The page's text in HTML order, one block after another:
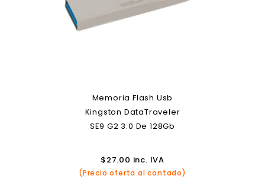
Memoria Flash Usb
Kingston DataTraveler
SE9 G2 3.0 De 128Gb
$27.00 inc. IVA
(Precio oferta al contado)